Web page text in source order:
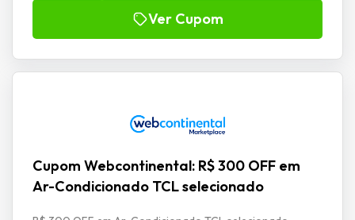
Ver Cupom
Cupom Webcontinental: R$ 300 OFF em
Ar-Condicionado TCL selecionado